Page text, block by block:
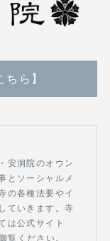
ちら】
安洞院のオウン
とソーシャルメ
の各種法要やイ
ていきます。寺
は公式サイト
ください。